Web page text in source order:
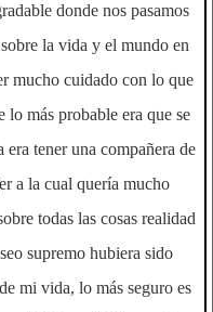
donde nos pasamos
la vida y el mundo en
mucho cuidado con lo que
lo más probable era que se
tener una compañera de
a la cual quería mucho
todas las cosas realidad
supremo hubiera sido
mi vida, lo más seguro es